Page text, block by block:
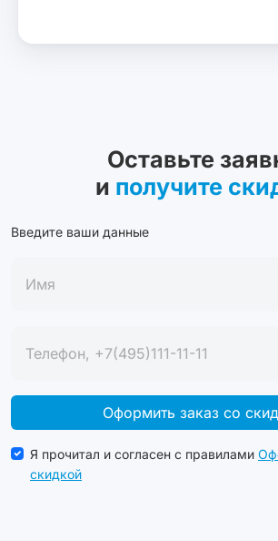
Оставьте
и получите
Введите ваши данные
Оформить заказ со
Я прочитал и согласен с правилами
скидкой